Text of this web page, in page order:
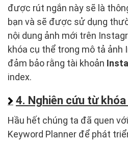
được rút ngắn này sẽ là
bạn và sẽ được sử dụng
nội dung ảnh mới trên
khóa cụ thể trong mô tả ảnh
đảm bảo rằng tài khoản
index.
4. Nghiên cứu từ
Hầu hết chúng ta đã quen
Keyword Planner để phát